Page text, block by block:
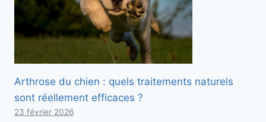
Arthrose du chien : quels traitements naturels
sont réellement efficaces ?
23 février 2026